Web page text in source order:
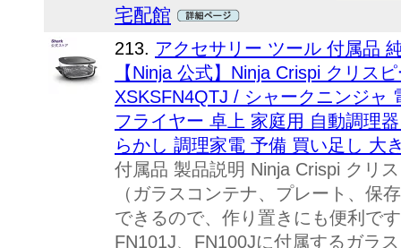
宅配館
213. アクセサリー ツール 付属品
【Ninja 公式】Ninja Crispi クリス
XSKSFN4QTJ / シャークニンジャ
フライヤー 卓上 家庭用 自動調理
らかし 調理家電 予備 買い足し 大
付属品 製品説明 Ninja Crispi クリ
（ガラスコンテナ、プレート、保
できるので、作り置きにも便利で
FN101J、FN100Jに付属するガラ